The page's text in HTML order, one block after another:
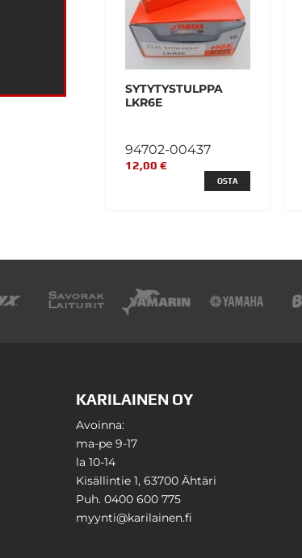
SYTYTYSTULPPA
LKR6E
94702-00437
12,00 €
OSTA
KARILAINEN OY
Avoinna:
ma-pe 9-17
la 10-14
Kisällintie 1, 63700 Ähtäri
Puh. 0400 600 775
myynti@karilainen.fi